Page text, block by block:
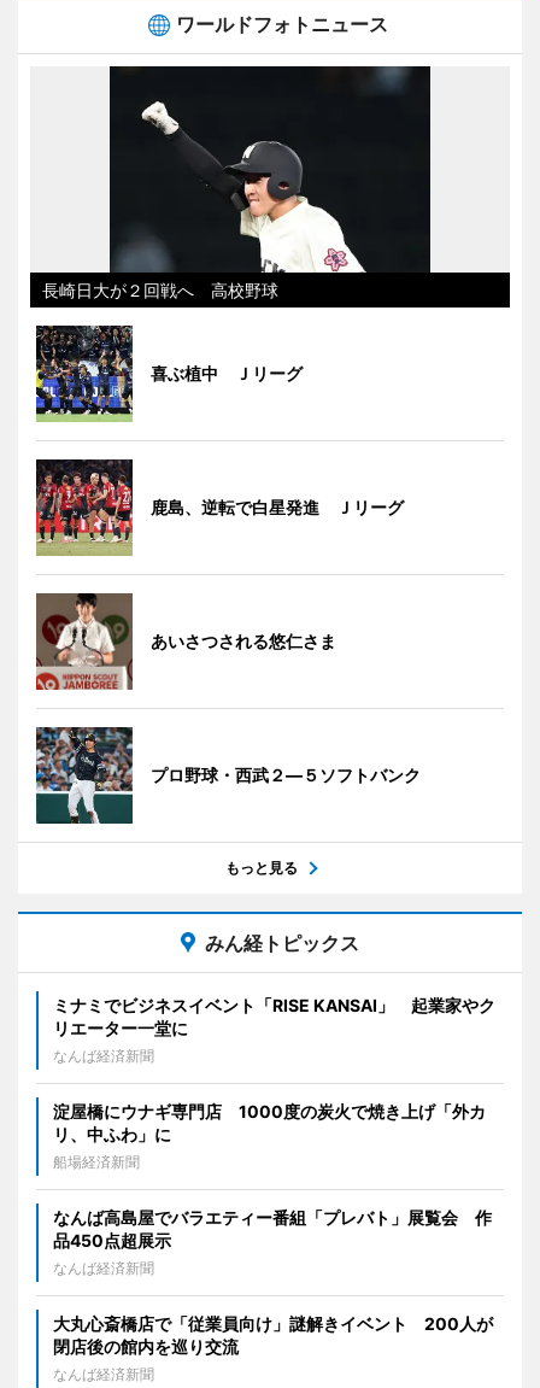
ワールドフォトニュース
長崎日大が２回戦へ 高校野球
喜ぶ植中 Ｊリーグ
鹿島、逆転で白星発進 Ｊリーグ
あいさつされる悠仁さま
プロ野球・西武２―５ソフトバンク
もっと見る
みん経トピックス
ミナミでビジネスイベント「RISE KANSAI」 起業家やク
リエーター一堂に
なんば経済新聞
淀屋橋にウナギ専門店 1000度の炭火で焼き上げ「外カ
リ、中ふわ」に
船場経済新聞
なんば高島屋でバラエティー番組「プレバト」展覧会 作
品450点超展示
なんば経済新聞
大丸心斎橋店で「従業員向け」謎解きイベント 200人が
閉店後の館内を巡り交流
なんば経済新聞